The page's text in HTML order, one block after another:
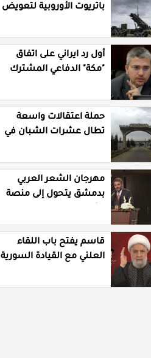
باتريوت الأوروبية لتعويض
في مواجهة ايران
أول رد ايراني على اتفاق
"مكة" الدفاعي المشترك
حملة اعتقالات واسعة
تطال عشرات الشبان في
الشرقي
مهرجان الشعر العربي
بدمشق يتحول إلى منصة
السوريات والعربيات
قاسم يفتح باب اللقاء
العلني مع القيادة السورية
بـ"خدمة إسرائيل"